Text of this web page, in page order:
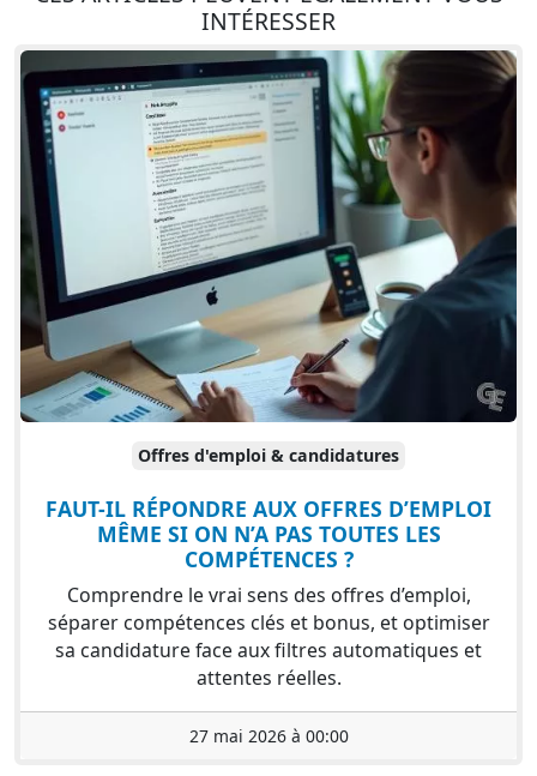
INTÉRESSER
Offres d'emploi & candidatures
FAUT-IL RÉPONDRE AUX OFFRES D’EMPLOI
MÊME SI ON N’A PAS TOUTES LES
COMPÉTENCES ?
Comprendre le vrai sens des offres d’emploi,
séparer compétences clés et bonus, et optimiser
sa candidature face aux filtres automatiques et
attentes réelles.
27 mai 2026 à 00:00